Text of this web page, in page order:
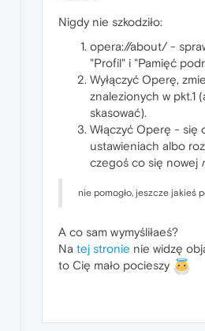
Nigdy nie szkodziło:
opera://about/ -
"Profil" i "Pamięć
Wyłączyć Operę,
znalezionych w pkt.1
skasować).
Włączyć Operę - się
ustawieniach albo
czegoś co się nowej
nie pomogło, jeszcze jakieś
A co sam wymyśliłaeś?
Na tej stronie nie widzę
to Cię mało pocieszy